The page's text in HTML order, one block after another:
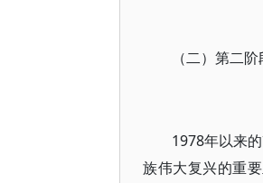
（二）第二
1978年以来
族伟大复兴的重